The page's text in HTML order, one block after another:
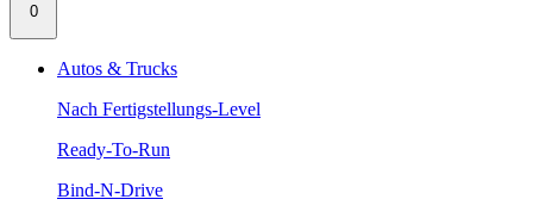
0
Autos & Trucks
Nach Fertigstellungs-Level
Ready-To-Run
Bind-N-Drive